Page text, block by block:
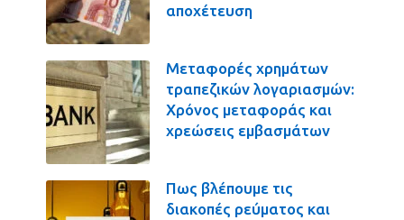
αποχέτευση
Μεταφορές χρημάτων
τραπεζικών λογαριασμών:
Χρόνος μεταφοράς και
χρεώσεις εμβασμάτων
Πως βλέπουμε τις
διακοπές ρεύματος και